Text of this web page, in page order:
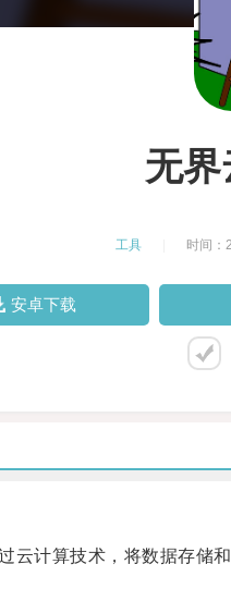
无界
工具 时间：
安卓下载
计算技术，将数据存储和